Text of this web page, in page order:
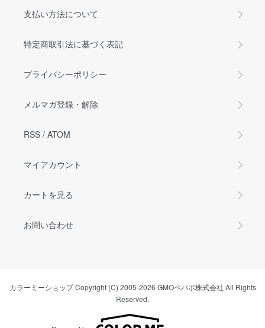
支払い方法について
特定商取引法に基づく表記
プライバシーポリシー
メルマガ登録・解除
RSS / ATOM
マイアカウント
カートを見る
お問い合わせ
カラーミーショップCopyright (C) 2005-2026 GMOペパボ株式会社 All Rights
Reserved.